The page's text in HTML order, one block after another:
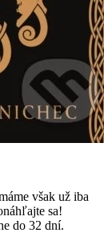
však už iba
sa!
do 32 dní.